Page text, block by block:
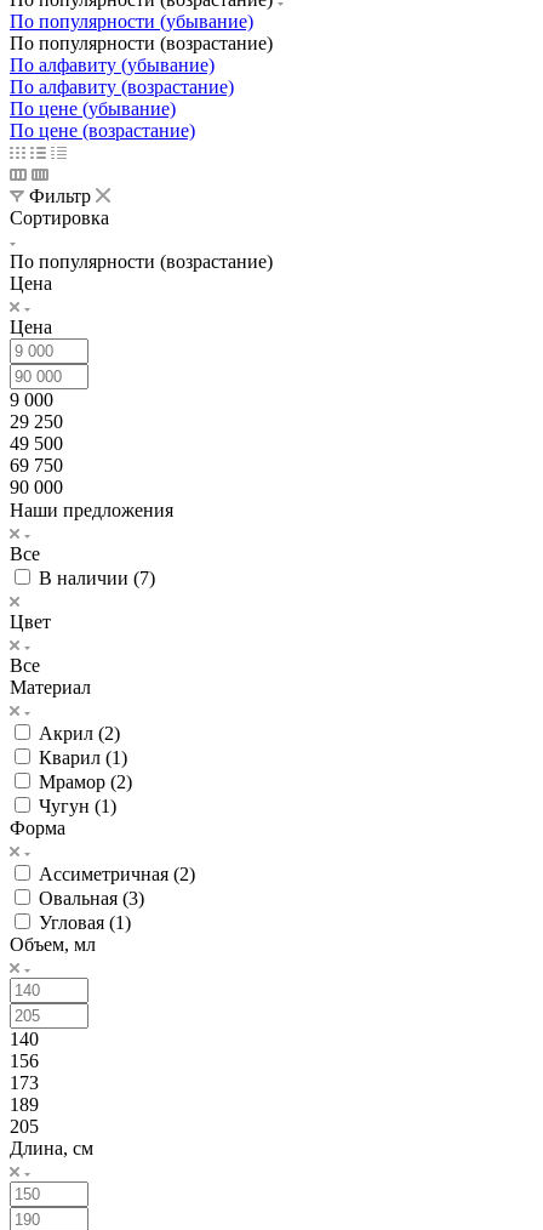
По популярности (убывание)
По популярности (возрастание)
По алфавиту (убывание)
По алфавиту (возрастание)
По цене (убывание)
По цене (возрастание)
Фильтр
Сортировка
По популярности (возрастание)
Цена
Цена
9 000
29 250
49 500
69 750
90 000
Наши предложения
Все
В наличии (7)
Цвет
Все
Материал
Акрил (2)
Кварил (1)
Мрамор (2)
Чугун (1)
Форма
Ассиметричная (2)
Овальная (3)
Угловая (1)
Объем, мл
140
156
173
189
205
Длина, см